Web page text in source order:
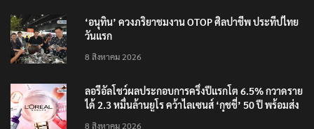
‘อนุทิน’ ควงภริยาชมงาน OTOP ศิลปาชีพ ประทีปไทย
8 สิงหาคม 2026
ลอรีอัลโชว์ผลประกอบการครึ่งปีแรกโต 6.5% กวาดราย